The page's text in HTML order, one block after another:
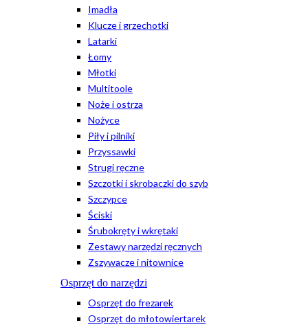
Imadła
Klucze i grzechotki
Latarki
Łomy
Młotki
Multitoole
Noże i ostrza
Nożyce
Piły i pilniki
Przyssawki
Strugi ręczne
Szczotki i skrobaczki do szyb
Szczypce
Ściski
Śrubokręty i wkrętaki
Zestawy narzędzi ręcznych
Zszywacze i nitownice
Osprzęt do narzędzi
Osprzęt do frezarek
Osprzęt do młotowiertarek